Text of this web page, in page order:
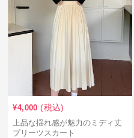
¥4,000 (税込)
上品な揺れ感が魅力のミディ丈
プリーツスカート